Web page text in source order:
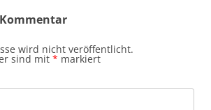
wird nicht veröffentlicht.
sind mit * markiert